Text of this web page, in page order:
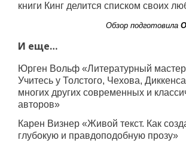
книги Кинг делится списком своих
Обзор подготовила
И еще…
Юрген Вольф «Литературный
Учитесь у Толстого, Чехова,
многих других современных и
авторов»
Карен Визнер «Живой текст. Как
глубокую и правдоподобную прозу»